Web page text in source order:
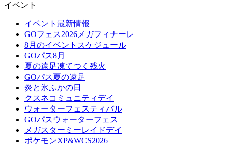
イベント
イベント最新情報
GOフェス2026メガフィナーレ
8月のイベントスケジュール
GOパス8月
夏の遠足凍てつく残火
GOパス夏の遠足
炎と氷ふかの日
クスネコミュニティデイ
ウォーターフェスティバル
GOパスウォーターフェス
メガスターミーレイドデイ
ポケモンXP&WCS2026